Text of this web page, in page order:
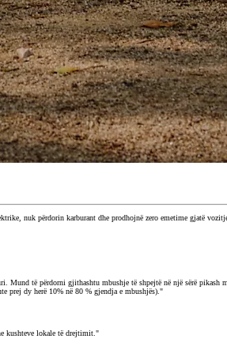
nuk përdorin karburant dhe prodhojnë zero emetime gjatë
Mund të përdorni gjithashtu mbushje të shpejtë në një sërë pikash
prej dy herë 10% në 80 % gjendja e mbushjës)."
kushteve lokale të drejtimit."